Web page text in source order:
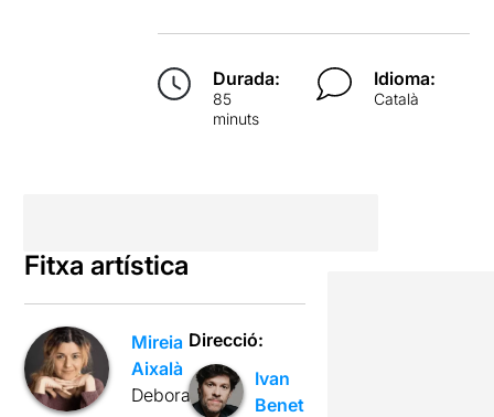
Durada:
85
minuts
Idioma:
Català
Fitxa artística
Mireia
Aixalà
Deborah
Direcció:
Ivan
Benet